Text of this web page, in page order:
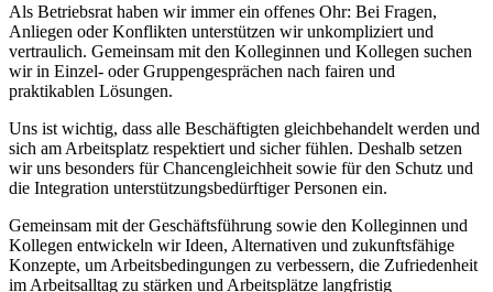
Als Betriebsrat haben wir immer ein offenes Ohr: Bei Fragen,
Anliegen oder Konflikten unterstützen wir unkompliziert und
vertraulich. Gemeinsam mit den Kolleginnen und Kollegen suchen
wir in Einzel- oder Gruppengesprächen nach fairen und
praktikablen Lösungen.
Uns ist wichtig, dass alle Beschäftigten gleichbehandelt werden und
sich am Arbeitsplatz respektiert und sicher fühlen. Deshalb setzen
wir uns besonders für Chancengleichheit sowie für den Schutz und
die Integration unterstützungsbedürftiger Personen ein.
Gemeinsam mit der Geschäftsführung sowie den Kolleginnen und
Kollegen entwickeln wir Ideen, Alternativen und zukunftsfähige
Konzepte, um Arbeitsbedingungen zu verbessern, die Zufriedenheit
im Arbeitsalltag zu stärken und Arbeitsplätze langfristig